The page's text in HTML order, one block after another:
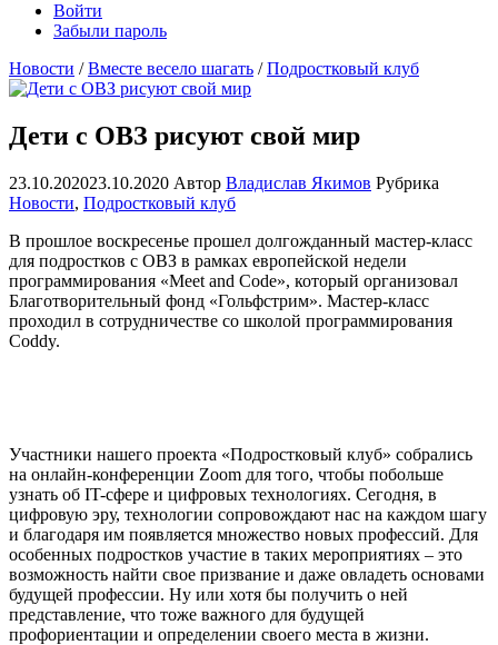
Войти
Забыли пароль
Новости /Вместе весело шагать /Подростковый клуб
Дети с ОВЗ рисуют свой мир
23.10.202023.10.2020 Автор Владислав Якимов Рубрика
Новости, Подростковый клуб
В прошлое воскресенье прошел долгожданный мастер-класс
для подростков с ОВЗ в рамках европейской недели
программирования «Meet and Code», который организовал
Благотворительный фонд «Гольфстрим». Мастер-класс
проходил в сотрудничестве со школой программирования
Coddy.
Участники нашего проекта «Подростковый клуб» собрались
на онлайн-конференции Zoom для того, чтобы побольше
узнать об IT-сфере и цифровых технологиях. Сегодня, в
цифровую эру, технологии сопровождают нас на каждом шагу
и благодаря им появляется множество новых профессий. Для
особенных подростков участие в таких мероприятиях – это
возможность найти свое призвание и даже овладеть основами
будущей профессии. Ну или хотя бы получить о ней
представление, что тоже важного для будущей
профориентации и определении своего места в жизни.